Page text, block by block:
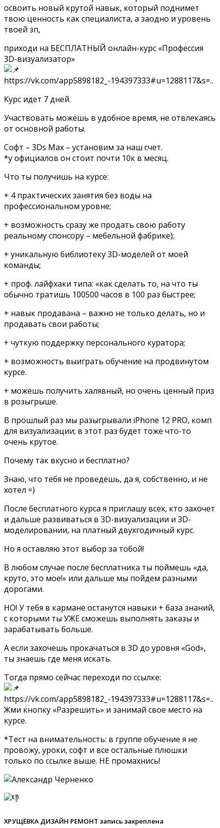
освоить новый крутой навык, который поднимет
твою ценность как специалиста, а заодно и уровень
твоей зп,
приходи на БЕСПЛАТНЫЙ онлайн-курс «Профессия
3D-визуализатор»
https://vk.com/app5898182_-194397333#u=1288117&s=..
Курс идет 7 дней.
Участвовать можешь в удобное время, не отвлекаясь
от основной работы.
Софт – 3Ds Мax – установим за наш счет.
*у официалов он стоит почти 10к в месяц.
Что ты получишь на курсе:
+ 4 практических занятия без воды на
профессиональном уровне;
+ возможность сразу же продать свою работу
реальному спонсору – мебельной фабрике);
+ уникальную библиотеку 3D-моделей от моей
команды;
+ проф. лайфхаки типа: «как сделать то, на что ты
обычно тратишь 100500 часов в 100 раз быстрее;
+ навык продавана – важно не только делать, но и
продавать свои работы;
+ чуткую поддержку персонального куратора;
+ возможность выиграть обучение на продвинутом
курсе.
+ можешь получить халявный, но очень ценный приз
в розыгрыше.
В прошлый раз мы разыгрывали iPhone 12 PRO, комп
для визуализации; в этот раз будет тоже что-то
очень крутое.
Почему так вкусно и бесплатно?
Знаю, что тебя не проведешь, да я, собственно, и не
хотел =)
После бесплатного курса я приглашу всех, кто захочет
и дальше развиваться в 3D-визуализации и 3D-
моделировании, на платный двухгодичный курс.
Но я оставляю этот выбор за тобой!
В любом случае после бесплатника ты поймешь «да,
круто, это мое!» или дальше мы пойдем разными
дорогами.
НО! У тебя в кармане останутся навыки + база знаний,
с которыми ты УЖЕ сможешь выполнять заказы и
зарабатывать больше.
А если захочешь прокачаться в 3D до уровня «God»,
ты знаешь где меня искать.
Тогда прямо сейчас переходи по ссылке:
https://vk.com/app5898182_-194397333#u=1288117&s=..
Жми кнопку «Разрешить» и занимай свое место на
курсе.
*Тест на внимательность: в группе обучение я не
провожу, уроки, софт и все остальные плюшки
только по ссылке выше. НЕ промахнись!
ХРУЩЁВКА ДИЗАЙН РЕМОНТ запись закреплена